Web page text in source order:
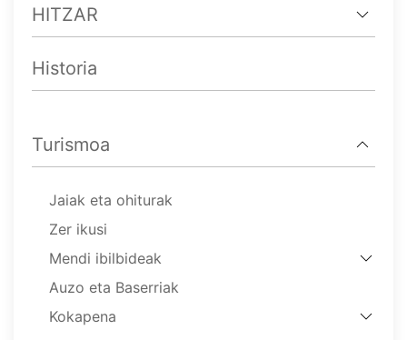
HITZAR
Historia
Turismoa
Jaiak eta ohiturak
Zer ikusi
Mendi ibilbideak
Auzo eta Baserriak
Kokapena